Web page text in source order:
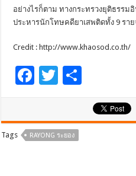
อย่างไรก็ตาม ทางกระทรวงยุติธรร
ประหารนักโทษคดียาเสพติดทั้ง 9 รา
Credit : http://www.khaosod.co.th/
F
b
T
er
ar
Tags RAYONG ระยอง